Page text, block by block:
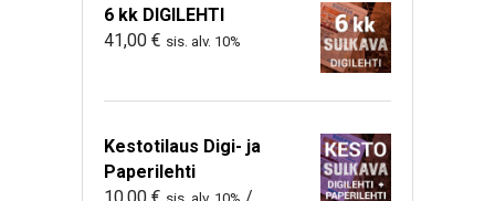
6 kk DIGILEHTI
41,00 € sis. alv. 10%
Kestotilaus Digi- ja
Paperilehti